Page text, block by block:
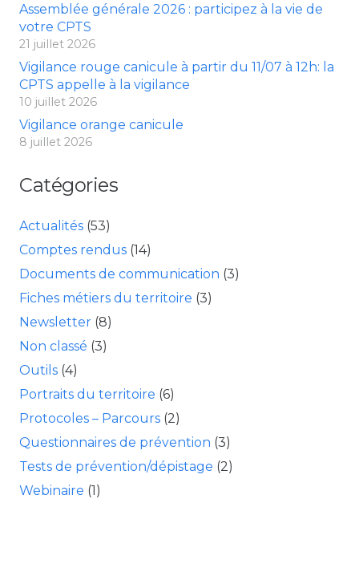
Assemblée générale 2026 : participez à la vie de
votre CPTS
21 juillet 2026
Vigilance rouge canicule à partir du 11/07 à 12h: la
CPTS appelle à la vigilance
10 juillet 2026
Vigilance orange canicule
8 juillet 2026
Catégories
Actualités (53)
Comptes rendus (14)
Documents de communication (3)
Fiches métiers du territoire (3)
Newsletter (8)
Non classé (3)
Outils (4)
Portraits du territoire (6)
Protocoles – Parcours (2)
Questionnaires de prévention (3)
Tests de prévention/dépistage (2)
Webinaire (1)